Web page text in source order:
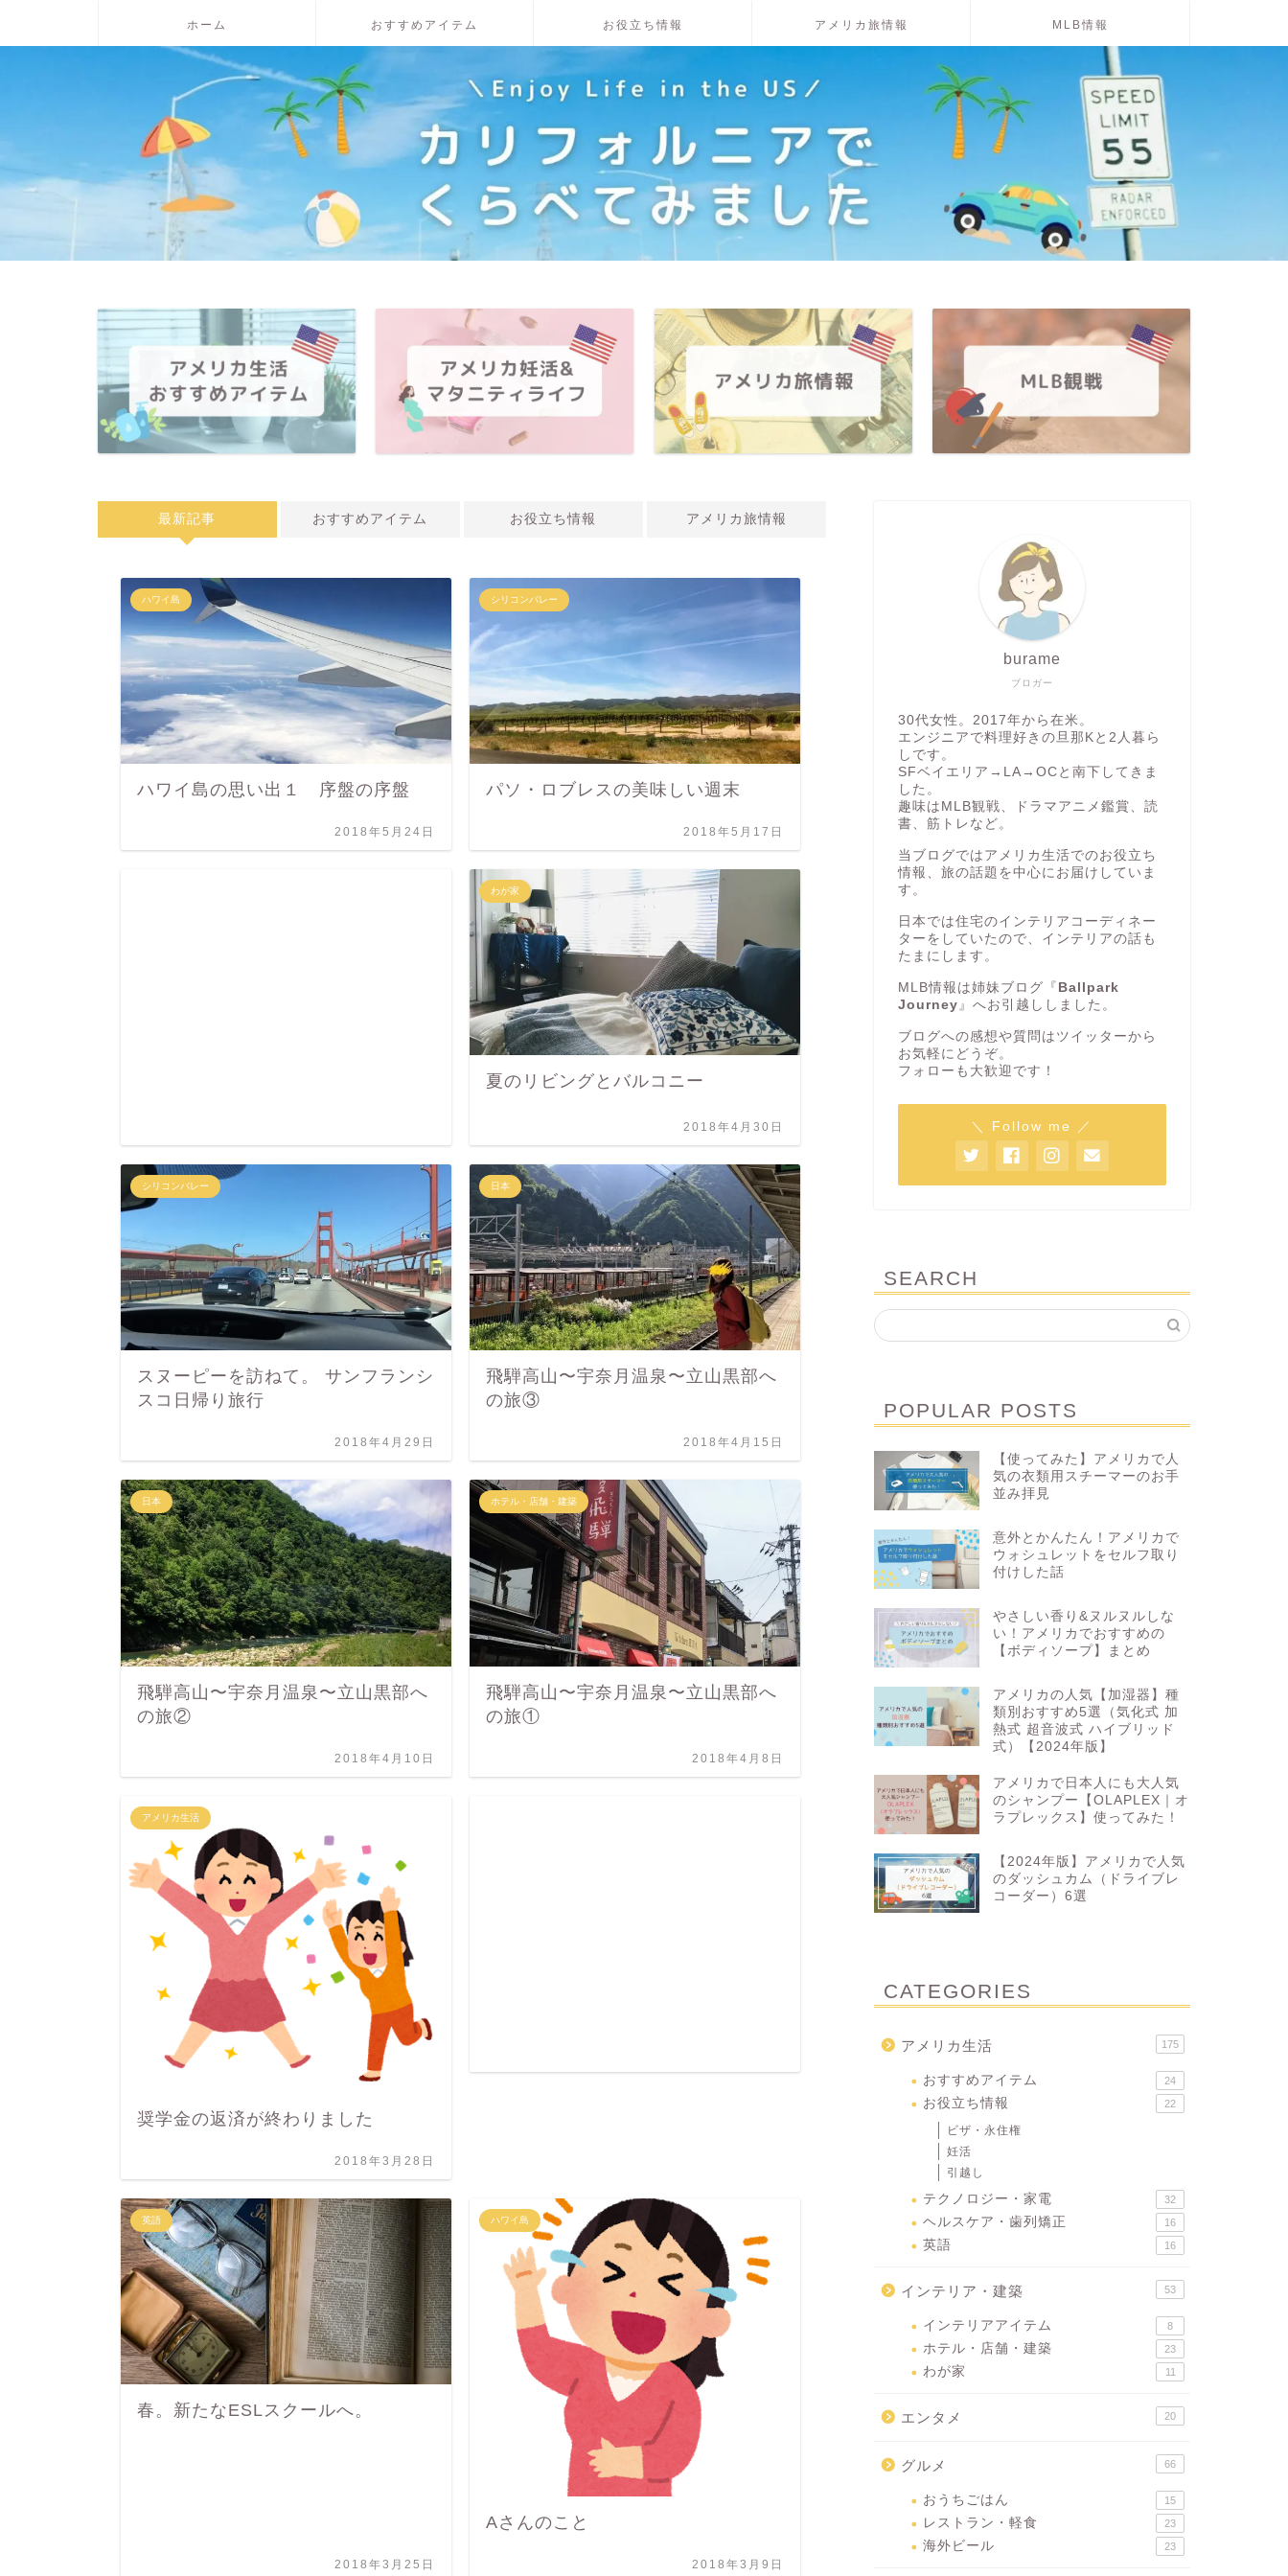
ホーム おすすめアイテム お役立ち情報 アメリカ旅情報 MLB情報
最新記事 おすすめアイテム お役立ち情報 アメリカ旅情報
ハワイ島
ハワイ島の思い出１ 序盤の序盤
2018年5月24日
シリコンバレー
パソ・ロブレスの美味しい週末
2018年5月17日
わが家
夏のリビングとバルコニー
2018年4月30日
シリコンバレー
スヌーピーを訪ねて。 サンフランシ
スコ日帰り旅行
2018年4月29日
日本
飛騨高山〜宇奈月温泉〜立山黒部へ
の旅③
2018年4月15日
日本
飛騨高山〜宇奈月温泉〜立山黒部へ
の旅②
2018年4月10日
ホテル・店舗・建築
飛騨高山〜宇奈月温泉〜立山黒部へ
の旅①
2018年4月8日
アメリカ生活
奨学金の返済が終わりました
2018年3月28日
英語
春。新たなESLスクールへ。
2018年3月25日
ハワイ島
Aさんのこと
2018年3月9日
旅好き&肩こりさん必見！マッサー
ジガン【セラガンミニ2.0】2ヶ月使
2024年6月30日
おすすめアイテム
【2024年版】アメリカで人気のダッ
シュカム（ドライブレコーダー）6
おすすめアイテム
今年こそ理想のボディに！アメリカ
で【ダイエット&ボディメイク】に
役立つアイテム9選
2023年1月10日
【2022年】今年買ってよかったもの
10選
2022年11月10日
貼るだけでOK！アメリカのバルコ
ニードア用【網戸カーテン】で虫対
策してみた
2022年9月30日
next
ブロガー
burame
30代女性。2017年から在米。
エンジニアで料理好きの旦那Kと2人暮ら
しです。
SFベイエリア→LA→OCと南下してきま
した。
趣味はMLB観戦、ドラマアニメ鑑賞、読
書、筋トレなど。
当ブログではアメリカ生活でのお役立ち
情報、旅の話題を中心にお届けしていま
す。
日本では住宅のインテリアコーディネー
ターをしていたので、インテリアの話も
たまにします。
MLB情報は姉妹ブログ『 Ballpark
Journey 』へお引越ししました。
ブログへの感想や質問はツイッターから
お気軽にどうぞ。
フォローも大歓迎です！
＼ Follow me ／
SEARCH
POPULAR POSTS
【使ってみた】アメリカで人
気の衣類用スチーマーのお手
並み拝見
意外とかんたん！アメリカで
ウォシュレットをセルフ取り
付けした話
やさしい香り&ヌルヌルしな
い！アメリカでおすすめの
【ボディソープ】まとめ
アメリカの人気【加湿器】種
類別おすすめ5選（気化式 加
熱式 超音波式 ハイブリッド
式）【2024年版】
アメリカで日本人にも大人気
のシャンプー【OLAPLEX｜オ
ラプレックス】使ってみた！
【2024年版】アメリカで人気
のダッシュカム（ドライブレ
コーダー）6選
CATEGORIES
アメリカ生活 175
おすすめアイテム 24
お役立ち情報 22
ビザ・永住権
妊活
引越し
テクノロジー・家電 32
ヘルスケア・歯列矯正 16
英語 16
インテリア・建築 53
インテリアアイテム 8
ホテル・店舗・建築 23
わが家 11
エンタメ 20
グルメ 66
おうちごはん 15
レストラン・軽食 23
海外ビール 23